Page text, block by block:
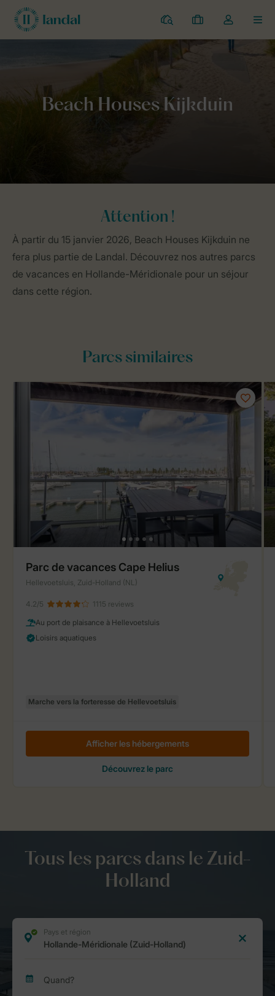
Parcs
Mes
réservations
Toggle
the
my
Attention !
À partir du 15 janvier 2026, Beach Houses Kijkduin ne
fera plus partie de Landal. Découvrez nos autres parcs
de vacances en Hollande-Méridionale pour un séjour
dans cette région.
Tous les parcs dans le Zuid-
Holland